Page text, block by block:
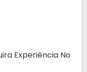
Experiência No